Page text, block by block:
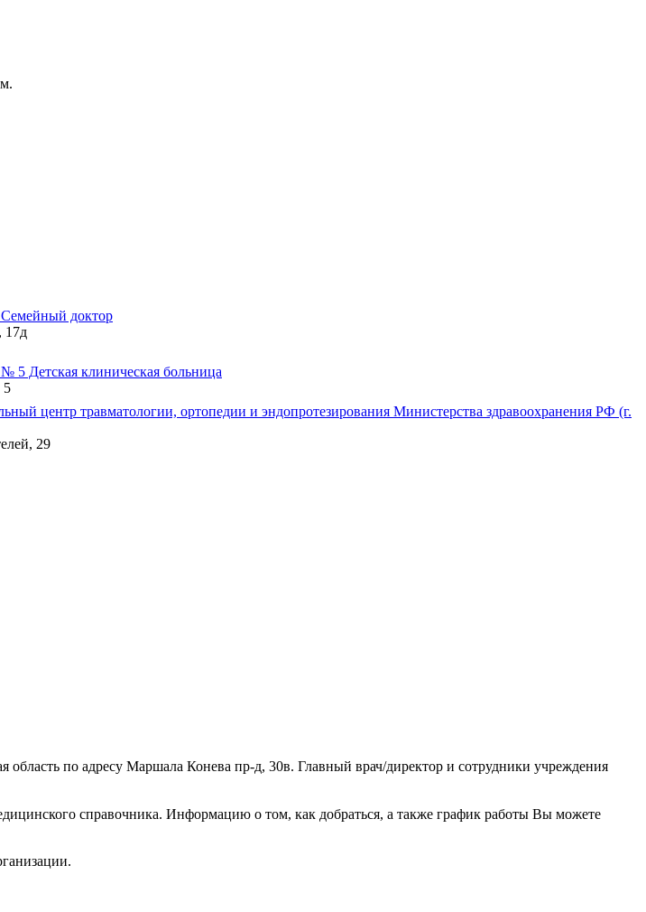
доктор
17д
5 Детская клиническая больница
5
центр травматологии, ортопедии и эндопротезирования Министерства здравоохранения РФ (г.
29
по адресу Маршала Конева пр-д, 30в. Главный врач/директор и сотрудники учреждения
справочника. Информацию о том, как добраться, а также график работы Вы можете